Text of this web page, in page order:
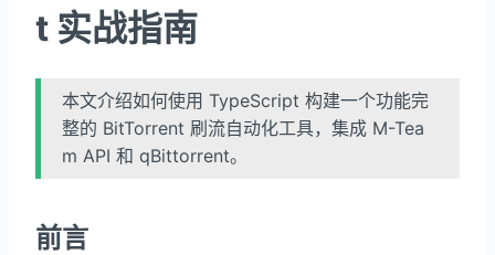
t 实战指南
本文介绍如何使用 TypeScript 构建一个功能完
整的 BitTorrent 刷流自动化工具，集成 M-Tea
m API 和 qBittorrent。
前言